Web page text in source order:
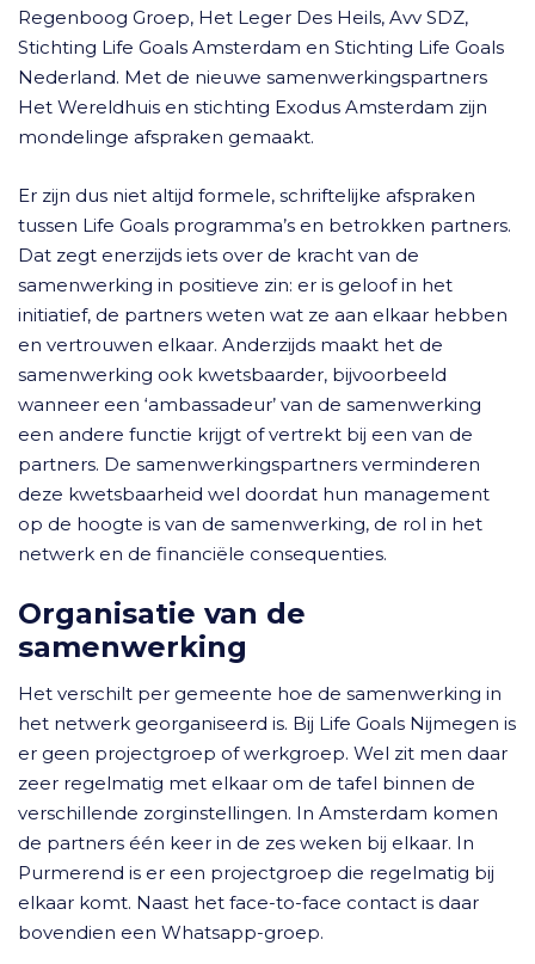
Regenboog Groep, Het Leger Des Heils, Avv SDZ,
Stichting Life Goals Amsterdam en Stichting Life Goals
Nederland. Met de nieuwe samenwerkingspartners
Het Wereldhuis en stichting Exodus Amsterdam zijn
mondelinge afspraken gemaakt.
Er zijn dus niet altijd formele, schriftelijke afspraken
tussen Life Goals programma’s en betrokken partners.
Dat zegt enerzijds iets over de kracht van de
samenwerking in positieve zin: er is geloof in het
initiatief, de partners weten wat ze aan elkaar hebben
en vertrouwen elkaar. Anderzijds maakt het de
samenwerking ook kwetsbaarder, bijvoorbeeld
wanneer een ‘ambassadeur’ van de samenwerking
een andere functie krijgt of vertrekt bij een van de
partners. De samenwerkingspartners verminderen
deze kwetsbaarheid wel doordat hun management
op de hoogte is van de samenwerking, de rol in het
netwerk en de financiële consequenties.
Organisatie van de
samenwerking
Het verschilt per gemeente hoe de samenwerking in
het netwerk georganiseerd is. Bij Life Goals Nijmegen is
er geen projectgroep of werkgroep. Wel zit men daar
zeer regelmatig met elkaar om de tafel binnen de
verschillende zorginstellingen. In Amsterdam komen
de partners één keer in de zes weken bij elkaar. In
Purmerend is er een projectgroep die regelmatig bij
elkaar komt. Naast het face-to-face contact is daar
bovendien een Whatsapp-groep.